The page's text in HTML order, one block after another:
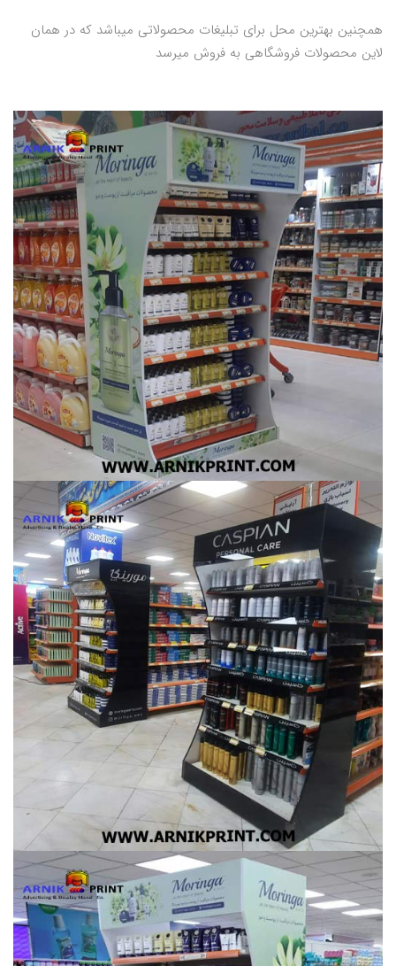
همچنین بهترین محل برای تبلیغات محصولاتی میباشد که در همان
لاین محصولات فروشگاهی به فروش میرسد